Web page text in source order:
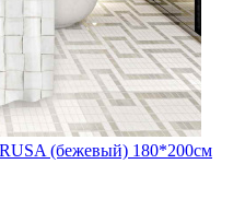
(бежевый) 180*200см